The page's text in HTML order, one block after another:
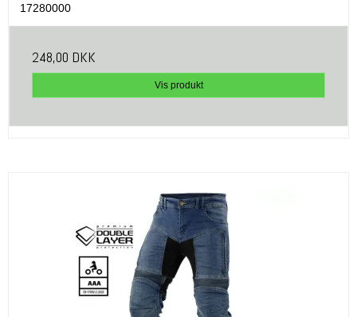
17280000
248,00 DKK
Vis produkt